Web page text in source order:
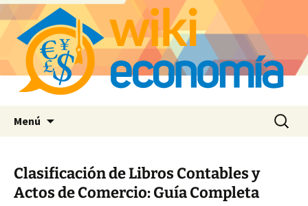
Menú Buscar:
Clasificación de Libros Contables y
Actos de Comercio: Guía Completa